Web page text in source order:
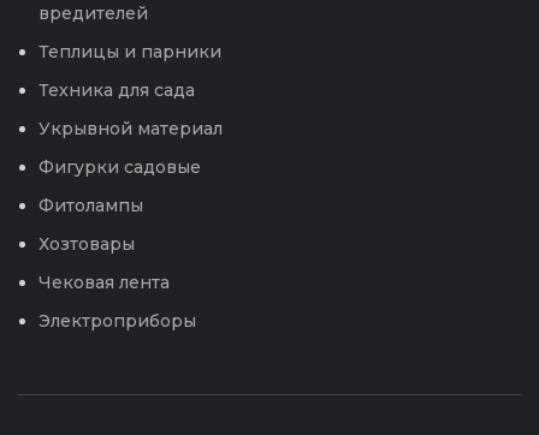
вредителей
Теплицы и парники
Техника для сада
Укрывной материал
Фигурки садовые
Фитолампы
Хозтовары
Чековая лента
Электроприборы